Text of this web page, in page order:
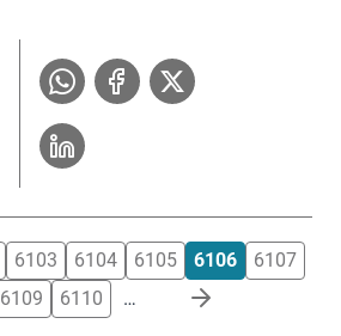
6103 6104 6105 6106
6107
6109 6110 …